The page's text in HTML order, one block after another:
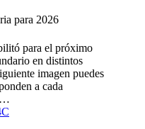
para 2026
para el próximo
en distintos
imagen puedes
a cada